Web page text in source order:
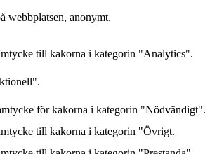
webbplatsen, anonymt.
till kakorna i kategorin "Analytics".
för kakorna i kategorin "Nödvändigt".
till kakorna i kategorin "Övrigt.